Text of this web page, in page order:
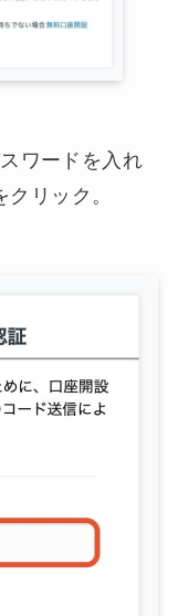
ワードを入れ
リック。